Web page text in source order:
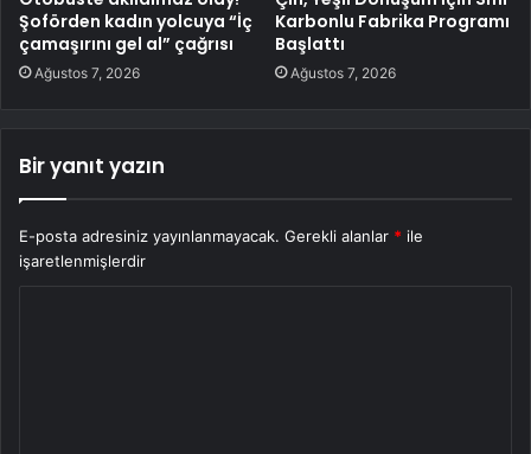
Şoförden kadın yolcuya “İç
çamaşırını gel al” çağrısı
Ağustos 7, 2026
Karbonlu Fabrika Programı
Başlattı
Ağustos 7, 2026
Bir yanıt yazın
E-posta adresiniz yayınlanmayacak. Gerekli alanlar * ile
işaretlenmişlerdir